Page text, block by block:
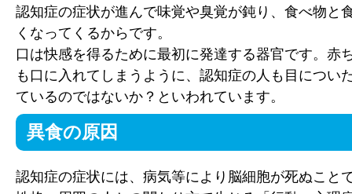
認知症の症状が進んで味覚や臭覚が鈍り、食べ物と
くなってくるからです。
口は快感を得るために最初に発達する器官です。赤
も口に入れてしまうように、認知症の人も目につい
ているのではないか？といわれています。
異食の原因
認知症の症状には、病気等により脳細胞が死ぬこと